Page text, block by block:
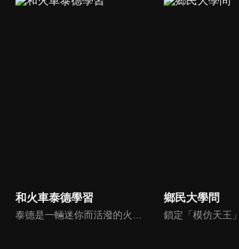
和火車泰德學習
泰德是一輛迷你而活潑的火車。 它總是在嘗試新的冒險，並盡可能通過他玩的遊戲學到東西。 在他的冒險中，泰德學習了形狀、顏色和數位。 小朋友們快來和泰德一起快樂地學習吧！
鄉民大學問